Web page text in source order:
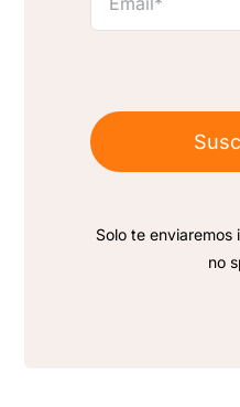
Solo te enviaremos
no